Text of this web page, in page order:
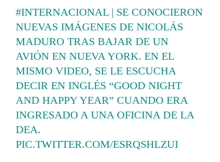
#INTERNACIONAL| SE CONOCIERON
NUEVAS IMÁGENES DE NICOLÁS
MADURO TRAS BAJAR DE UN
AVIÓN EN NUEVA YORK. EN EL
MISMO VIDEO, SE LE ESCUCHA
DECIR EN INGLÉS “GOOD NIGHT
AND HAPPY YEAR” CUANDO ERA
INGRESADO A UNA OFICINA DE LA
DEA.
PIC.TWITTER.COM/ESRQSHLZUI